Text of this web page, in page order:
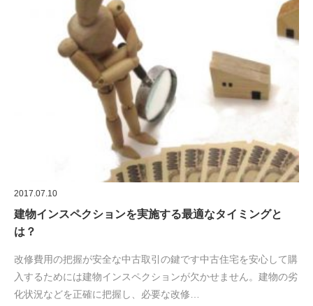
2017.07.10
建物インスペクションを実施する最適なタイミングと
は？
改修費用の把握が安全な中古取引の鍵です中古住宅を安心して購
入するためには建物インスペクションが欠かせません。建物の劣
化状況などを正確に把握し、必要な改修…